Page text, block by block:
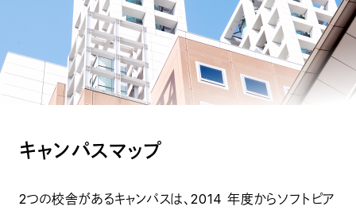
キャンパスマップ
2つの校舎があるキャンパスは、2014 年度からソフトピア